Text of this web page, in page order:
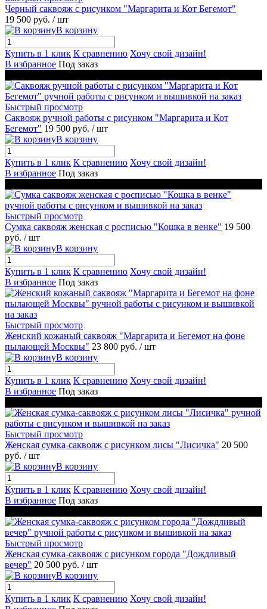
Черный саквояж с рисунком "Маргарита и Кот Бегемот"
19 500 руб. / шт
В корзину
Купить в 1 клик К сравнению Хочу свой дизайн!
В избранное Под заказ
Быстрый просмотр
Саквояж ручной работы с рисунком "Маргарита и Кот
Бегемот" 19 500 руб. / шт
В корзину
Купить в 1 клик К сравнению Хочу свой дизайн!
В избранное Под заказ
Быстрый просмотр
Сумка саквояж женская с росписью "Кошка в венке" 19 500
руб. / шт
В корзину
Купить в 1 клик К сравнению Хочу свой дизайн!
В избранное Под заказ
Быстрый просмотр
Женский кожаный саквояж "Маргарита и Бегемот на фоне
пылающей Москвы" 23 800 руб. / шт
В корзину
Купить в 1 клик К сравнению Хочу свой дизайн!
В избранное Под заказ
Быстрый просмотр
Женская сумка-саквояж с рисунком лисы "Лисичка" 20 500
руб. / шт
В корзину
Купить в 1 клик К сравнению Хочу свой дизайн!
В избранное Под заказ
Быстрый просмотр
Женская сумка-саквояж с рисунком города "Дождливый
вечер" 20 500 руб. / шт
В корзину
Купить в 1 клик К сравнению Хочу свой дизайн!